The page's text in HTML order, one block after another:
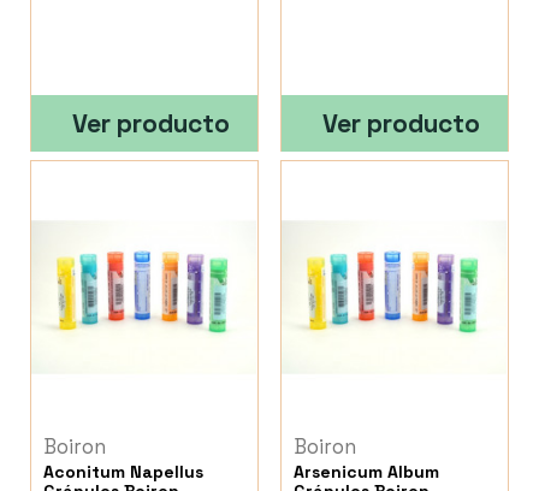
Ver producto Ver producto
Boiron
Aconitum Napellus
Boiron
Arsenicum Album